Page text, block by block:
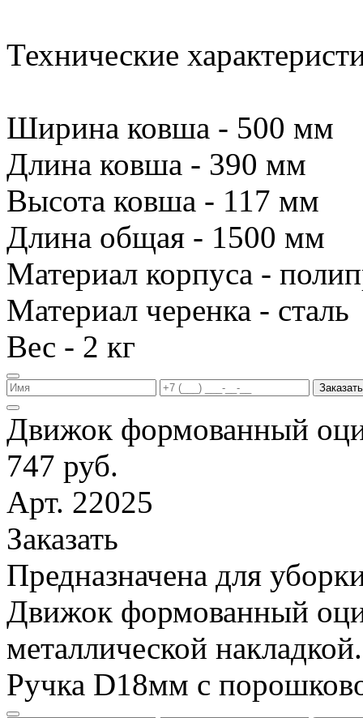
Технические
Ширина ковша - 500 мм
Длина ковша - 390 мм
Высота ковша - 117 мм
Длина общая - 1500 мм
Материал корпуса -
Материал черенка - сталь
Вес - 2 кг
Заказать
Движок формованный
747 руб.
Арт. 22025
Заказать
Предназначена для
Движок формованный
металлической
Ручка D18мм с